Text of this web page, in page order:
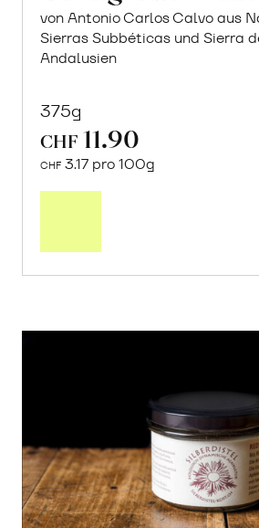
von Antonio Carlos Calvo aus
Sierras Subbéticas und Sierra
Andalusien
375g
CHF 11.90
CHF 3.17 pro 100g